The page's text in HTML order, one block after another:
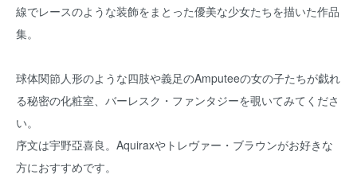
線でレースのような装飾をまとった優美な少女たちを描いた作品
集。
球体関節人形のような四肢や義足のAmputeeの女の子たちが戯れ
る秘密の化粧室、バーレスク・ファンタジーを覗いてみてくださ
い。
序文は宇野亞喜良。Aquiraxやトレヴァー・ブラウンがお好きな
方におすすめです。